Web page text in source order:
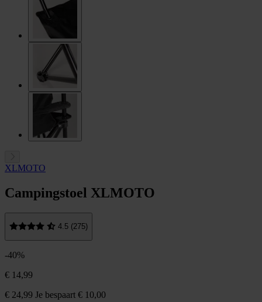
XLMOTO
Campingstoel XLMOTO
4.5 (275)
-40%
€ 14,99
€ 24,99 Je bespaart € 10,00